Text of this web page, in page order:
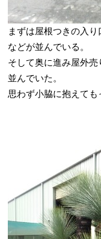
まずは屋根つきの入
などが並んでいる。
そして奥に進み屋外
並んでいた。
思わず小脇に抱えても